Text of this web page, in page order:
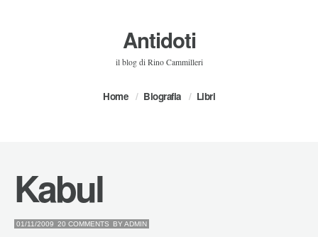
Antidoti
il blog di Rino Cammilleri
Home Biografia Libri
Kabul
01/11/2009 20 COMMENTS BY ADMIN